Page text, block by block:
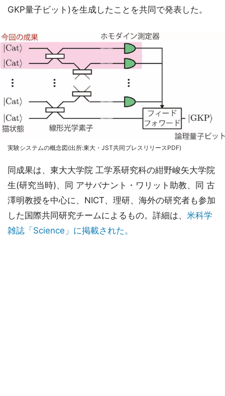
GKP量子ビット)を生成したことを共同で発表した。
実験システムの概念図(出所:東大・JST共同プレスリリースPDF)
同成果は、東大大学院 工学系研究科の紺野峻矢大学院
生(研究当時)、同 アサバナント・ワリット助教、同 古
澤明教授を中心に、NICT、理研、海外の研究者も参加
した国際共同研究チームによるもの。詳細は、 米科学
雑誌「Science」に掲載された。